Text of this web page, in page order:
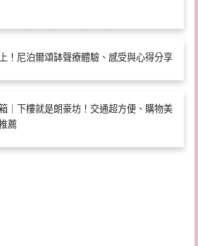
！尼泊爾頌缽聲療體驗、感受與心得分享
｜下樓就是朗豪坊！交通超方便、購物美
薦